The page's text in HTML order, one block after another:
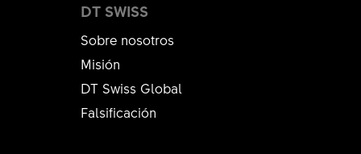
DT SWISS
Sobre nosotros
Misión
DT Swiss Global
Falsificación